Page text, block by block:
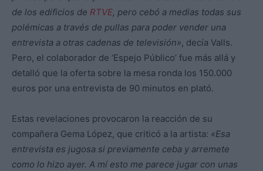
de los edificios de RTVE, pero cebó a medias todas sus
polémicas a través de pullas para poder vender una
entrevista a otras cadenas de televisión», decía Valls.
Pero, el colaborador de ‘Espejo Público’ fue más allá y
detalló que la oferta sobre la mesa ronda los 150.000
euros por una entrevista de 90 minutos en plató.
Estas revelaciones provocaron la reacción de su
compañera Gema López, que criticó a la artista: «Esa
entrevista es jugosa si previamente ceba y arremete
como lo hizo ayer. A mí esto me parece jugar con unas